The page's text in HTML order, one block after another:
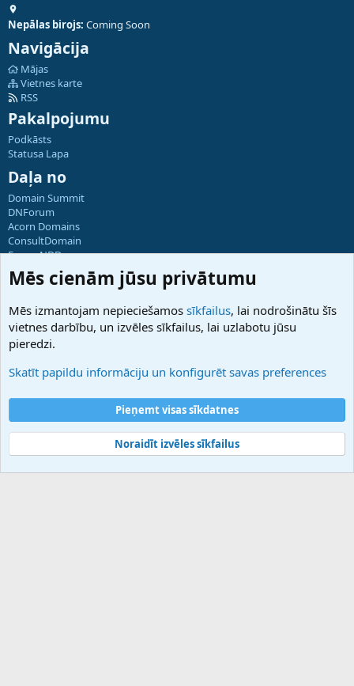
Nepālas birojs: Coming Soon
Navigācija
Mājas
Vietnes karte
RSS
Pakalpojumu
Podkāsts
Statusa Lapa
Daļa no
Domain Summit
DNForum
Acorn Domains
ConsultDomain
ForumNDD
Domainforum.ro
27.be
Hostmaria
Atbalsts
Palīdzība
Noteikumi un nosacījumi
Privātuma politika
Community platform by XenForo® © 2010-2025 XenForo Ltd.
Mēs cienām jūsu privātumu
Mēs izmantojam nepieciešamos sīkfailus, lai nodrošinātu šīs
vietnes darbību, un izvēles sīkfailus, lai uzlabotu jūsu
pieredzi.
Skatīt papildu informāciju un konfigurēt savas preferences
Pieņemt visas sīkdatnes
Noraidīt izvēles sīkfailus